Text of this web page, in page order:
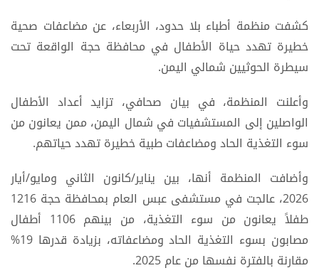
كشفت منظمة أطباء بلا حدود، الأربعاء، عن مضاعفات صحية
خطيرة تهدد حياة الأطفال في محافظة حجة الواقعة تحت
سيطرة الحوثيين شمالي اليمن.
وأعلنت المنظمة، في بيان صحافي، تزايد أعداد الأطفال
الواصلين إلى المستشفيات في شمال اليمن، ممن يعانون من
سوء التغذية الحاد ومضاعفات طبية خطيرة تهدد حياتهم.
وأضافت المنظمة أنها، بين يناير/كانون الثاني ومايو/أيار
2026، عالجت في مستشفى عبس العام بمحافظة حجة 1216
طفلاً يعانون من سوء التغذية، من بينهم 1106 أطفال
مصابون بسوء التغذية الحاد ومضاعفاته، بزيادة قدرها 19%
مقارنة بالفترة نفسها من عام 2025.